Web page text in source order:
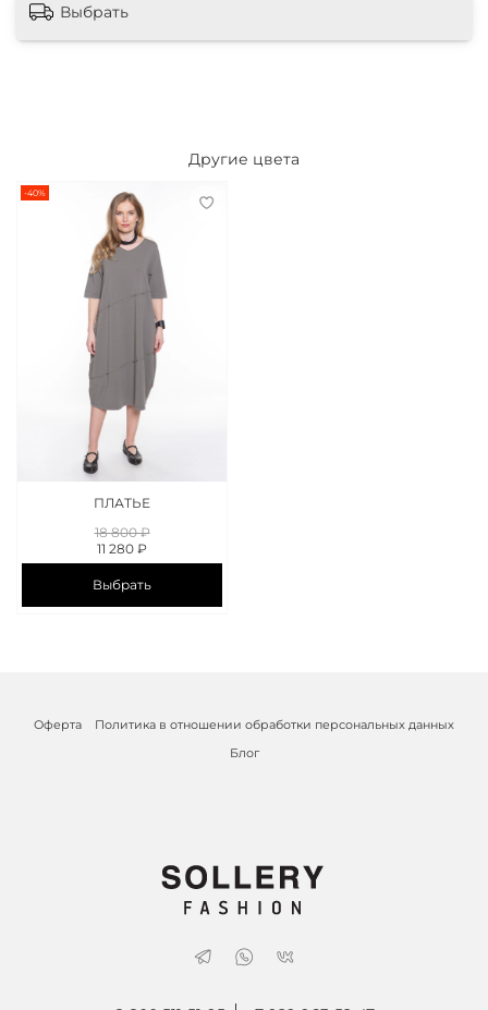
Выбрать
Другие цвета
-40%
ПЛАТЬЕ
18 800 ₽
11 280 ₽
Выбрать
Оферта
Политика в отношении обработки персональных данных
Блог